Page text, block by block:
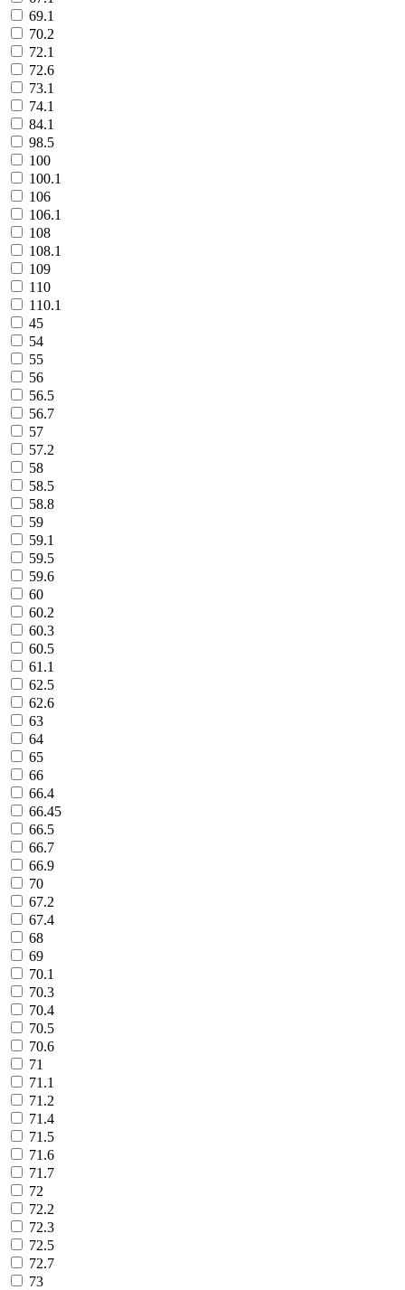
69.1
70.2
72.1
72.6
73.1
74.1
84.1
98.5
100
100.1
106
106.1
108
108.1
109
110
110.1
45
54
55
56
56.5
56.7
57
57.2
58
58.5
58.8
59
59.1
59.5
59.6
60
60.2
60.3
60.5
61.1
62.5
62.6
63
64
65
66
66.4
66.45
66.5
66.7
66.9
70
67.2
67.4
68
69
70.1
70.3
70.4
70.5
70.6
71
71.1
71.2
71.4
71.5
71.6
71.7
72
72.2
72.3
72.5
72.7
73